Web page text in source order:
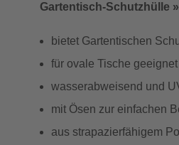
Gartentisch-Schutzhülle
bietet Gartentischen
für ovale Tische geeignet
wasserabweisend und
mit Ösen zur einfachen
aus strapazierfähigem